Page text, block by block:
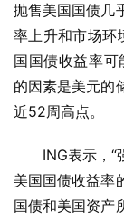
抛售美国国债几
率上升和市场环
国国债收益率
的因素是美元的
近52周高点。
ING表示，
美国国债收益率
国债和美国资产